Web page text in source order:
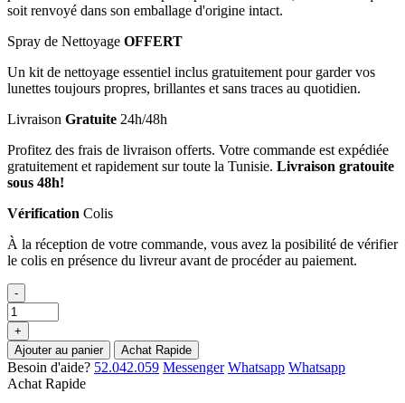
soit renvoyé dans son emballage d'origine intact.
Spray de Nettoyage OFFERT
Un kit de nettoyage essentiel inclus gratuitement pour garder vos
lunettes toujours propres, brillantes et sans traces au quotidien.
Livraison Gratuite 24h/48h
Profitez des frais de livraison offerts. Votre commande est expédiée
gratuitement et rapidement sur toute la Tunisie. Livraison gratouite
sous 48h!
Vérification Colis
À la réception de votre commande, vous avez la posibilité de vérifier
le colis en présence du livreur avant de procéder au paiement.
-
+
Ajouter au panier
Achat Rapide
Besoin d'aide? 52.042.059 Messenger Whatsapp Whatsapp
Achat Rapide